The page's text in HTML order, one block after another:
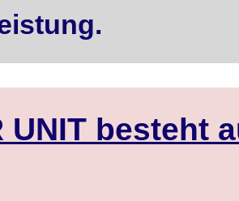
UNIT besteht